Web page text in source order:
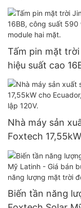
Trung Quốc
Tấm pin mặt
hiệu suất cao
watt, 630 watt,
Nhà máy sản
Foxtech
Colombia, hệ
Biến tần năng